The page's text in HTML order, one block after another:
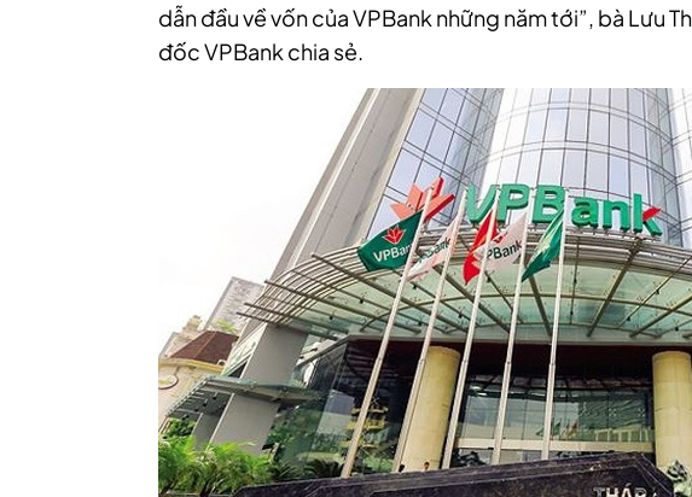
dẫn đầu về vốn của VPBank những năm tới”, bà Lưu
đốc VPBank chia sẻ.